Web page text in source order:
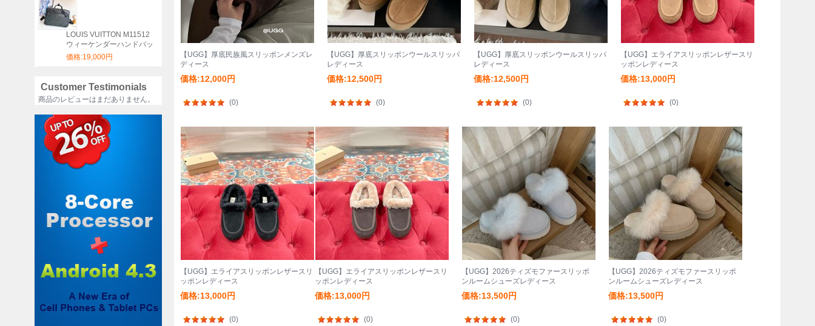
LOUIS VUITTON M11512
ウィーケンダーハンドバッ
グ サイズ:46x31x18cm
価格:19,000円
Customer Testimonials
商品のレビューはまだありません。
【UGG】厚底民族風スリッポンメンズレ
ディース
価格:12,000円
(0)
【UGG】厚底スリッポンウールスリッパ
レディース
価格:12,500円
(0)
【UGG】厚底スリッポンウールスリッパ
レディース
価格:12,500円
(0)
【UGG】エライアスリッポンレザースリ
ッポンレディース
価格:13,000円
(0)
【UGG】エライアスリッポンレザースリ
ッポンレディース
価格:13,000円
(0)
【UGG】エライアスリッポンレザースリ
ッポンレディース
価格:13,000円
(0)
【UGG】2026ティズモファースリッポ
ンルームシューズレディース
価格:13,500円
(0)
【UGG】2026ティズモファースリッポ
ンルームシューズレディース
価格:13,500円
(0)